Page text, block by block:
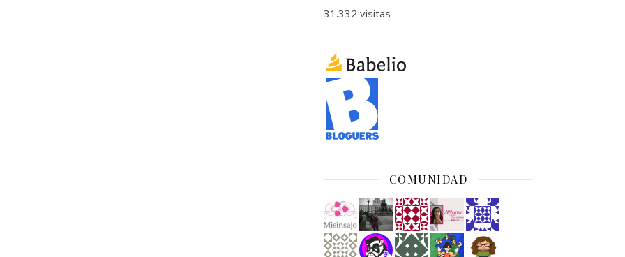
31.332 visitas
COMUNIDAD